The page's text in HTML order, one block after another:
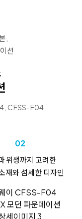
,
션
CFSS-F04
02
위생까지 고려한
재와 섬세한 디자인